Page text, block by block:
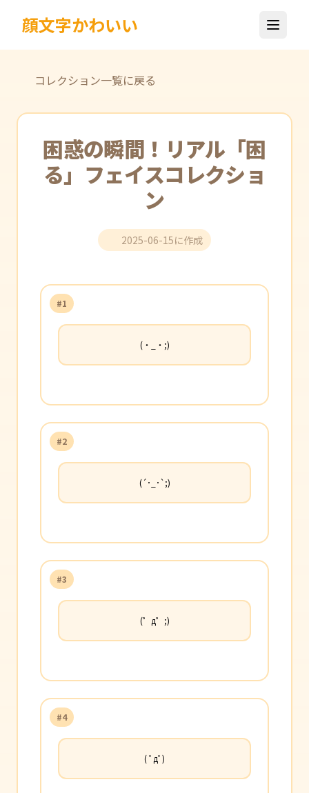
顔文字かわいい
コレクション一覧に戻る
困惑の瞬間！リアル「困
る」フェイスコレクショ
ン
2025-06-15に作成
#1
(・_・;)
#2
(´･_･`;)
#3
(゜д゜;)
#4
( ﾟдﾟ)